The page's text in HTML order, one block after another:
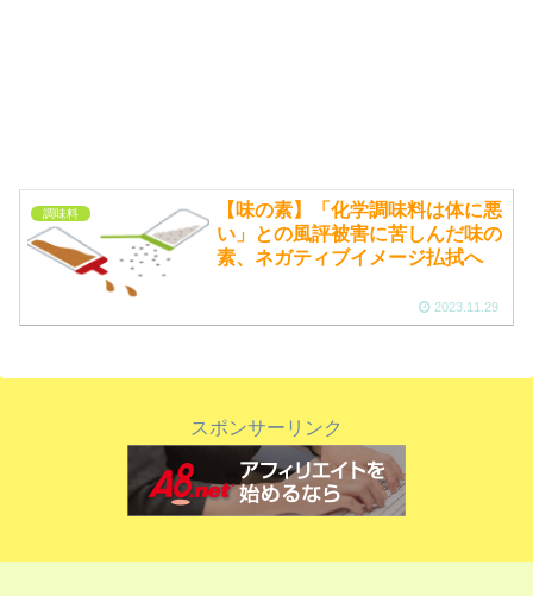
調味料
【味の素】「化学調味料は体に悪
い」との風評被害に苦しんだ味の
素、ネガティブイメージ払拭へ
2023.11.29
スポンサーリンク